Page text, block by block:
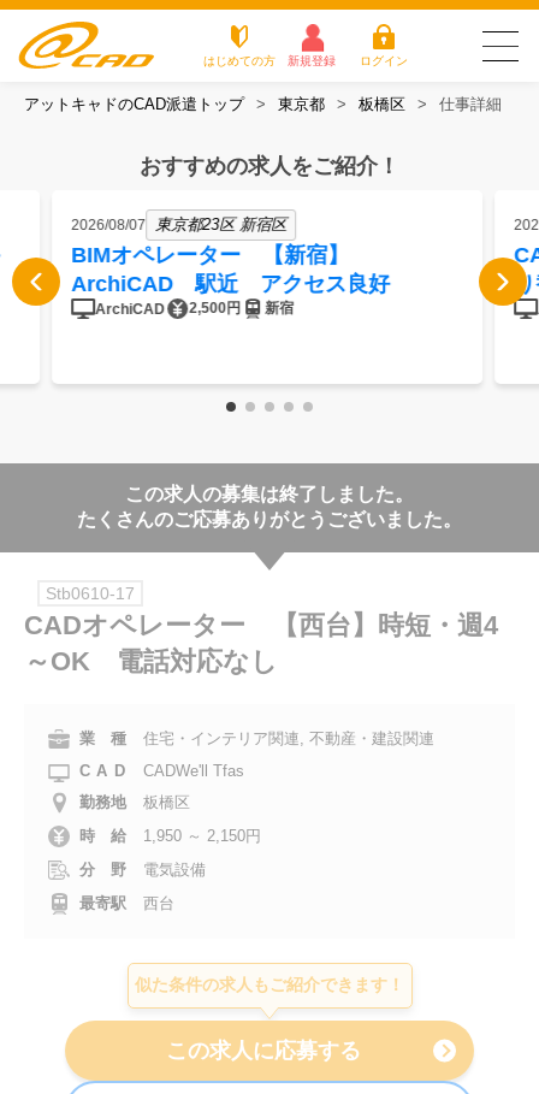
はじめての方 新規登録 ログイン
派遣がはじめての方
お仕事を探す
お役立ちコラム
転職をご希望の方 企業のご担当者様
お電話でのお問い合わせ
名古屋 0120-960-379 横 浜 0120-978-186
電話受付：平日 9:15～19:00
ばれる3つの理由
じめての
方
事を
探す
ちコラ
アットキャドのCAD派遣トップ 東京都 板橋区 仕事詳細
おすすめの求人をご紹介！
2026/08/07 東京都23区 新宿区
BIMオペレーター 【新宿】
ArchiCAD 駅近 アクセス良好
ArchiCAD 2,500円 新宿
この求人の募集は終了しました。
たくさんのご応募ありがとうございました。
Stb0610-17
CADオペレーター 【西台】時短・週4
～OK 電話対応なし
業 種
住宅・インテリア関連, 不動産・建設関連
CAD
CADWe'll Tfas
勤務地
板橋区
時 給
1,950 ～ 2,150円
分 野
電気設備
最寄駅
西台
似た条件の求人もご紹介できます！